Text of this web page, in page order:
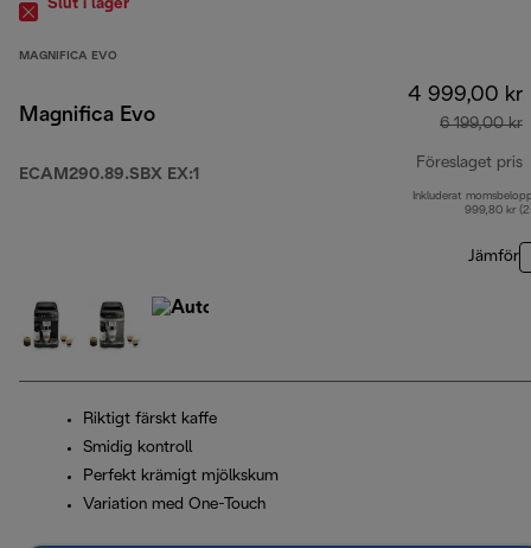
Slut i lager
MAGNIFICA EVO
Magnifica Evo
ECAM290.89.SBX EX:1
4 999,00 kr
6 199,00 kr
Föreslaget pris
Inkluderat
999,80 kr
Jämför
Riktigt färskt kaffe
Smidig kontroll
Perfekt krämigt mjölkskum
Variation med One-Touch